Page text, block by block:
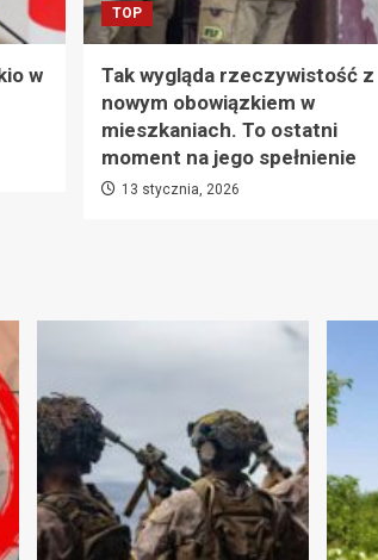
w
TOP
Tak wygląda rzeczywistość z
nowym obowiązkiem w
mieszkaniach. To ostatni
moment na jego spełnienie
13 stycznia, 2026